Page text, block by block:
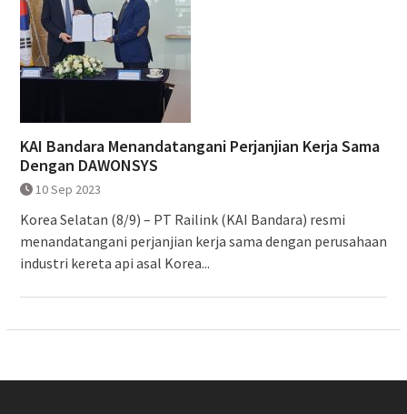
KAI Bandara Menandatangani Perjanjian Kerja Sama
Dengan DAWONSYS
10 Sep 2023
Korea Selatan (8/9) – PT Railink (KAI Bandara) resmi
menandatangani perjanjian kerja sama dengan perusahaan
industri kereta api asal Korea...